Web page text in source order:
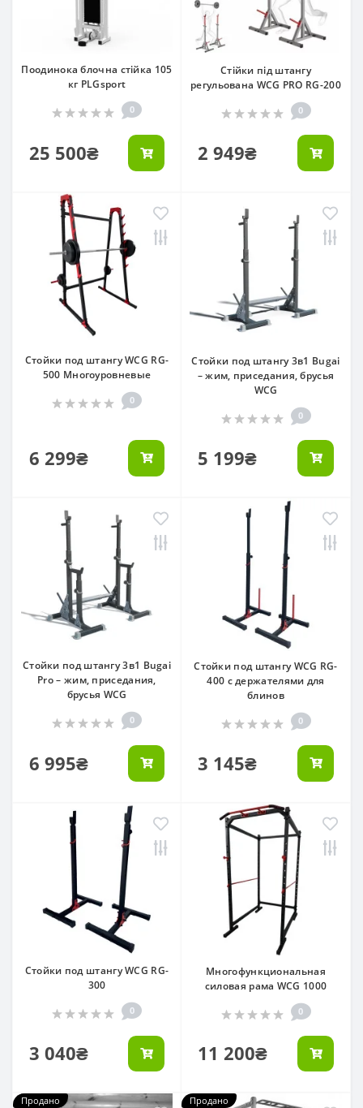
Поодинока блочна стійка 105
кг PLGsport
0
25 500₴
Стійки під штангу
регульована WCG PRO RG-200
0
2 949₴
Стойки под штангу WCG RG-
500 Многоуровневые
0
6 299₴
Стойки под штангу 3в1 Bugai
– жим, приседания, брусья
WCG
0
5 199₴
Стойки под штангу 3в1 Bugai
Pro – жим, приседания,
брусья WCG
0
6 995₴
Стойки под штангу WCG RG-
400 с держателями для
блинов
0
3 145₴
Стойки под штангу WCG RG-
300
0
3 040₴
Многофункциональная
силовая рама WCG 1000
0
11 200₴
Продано Продано